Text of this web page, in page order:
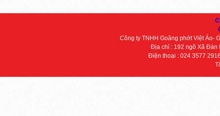
Công ty TNHH Goăng phớt Việt Áo-
Địa chỉ : 192 ngõ Xã Đàn
Điện thoại : 024 3577